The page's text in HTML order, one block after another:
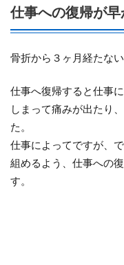
仕事への復帰が早
骨折から３ヶ月経たな
仕事へ復帰すると仕事
しまって痛みが出たり
た。
仕事によってですが、
組めるよう、仕事への
す。